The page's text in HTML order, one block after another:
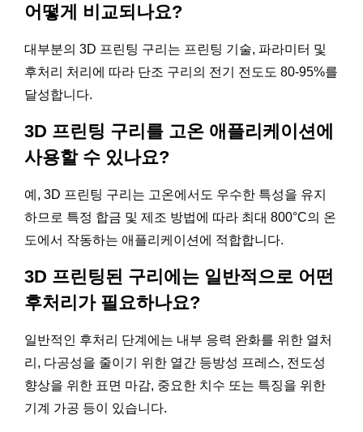
어떻게 비교되나요?
대부분의 3D 프린팅 구리는 프린팅 기술, 파라미터 및
후처리 처리에 따라 단조 구리의 전기 전도도 80-95%를
달성합니다.
3D 프린팅 구리를 고온 애플리케이션에
사용할 수 있나요?
예, 3D 프린팅 구리는 고온에서도 우수한 특성을 유지
하므로 특정 합금 및 제조 방법에 따라 최대 800°C의 온
도에서 작동하는 애플리케이션에 적합합니다.
3D 프린팅된 구리에는 일반적으로 어떤
후처리가 필요하나요?
일반적인 후처리 단계에는 내부 응력 완화를 위한 열처
리, 다공성을 줄이기 위한 열간 등방성 프레스, 전도성
향상을 위한 표면 마감, 중요한 치수 또는 특징을 위한
기계 가공 등이 있습니다.